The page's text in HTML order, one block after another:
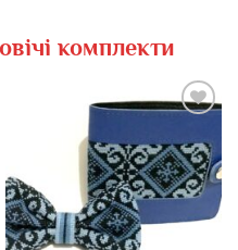
комплекти
виріб у
вибране